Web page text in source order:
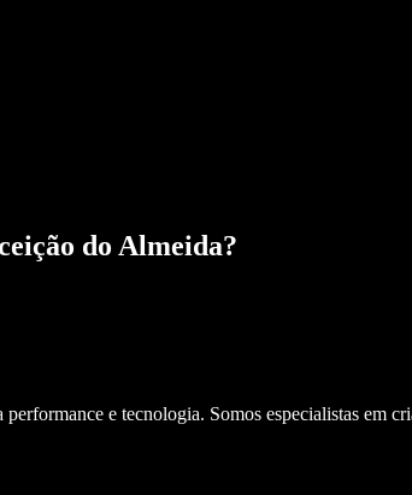
do Almeida?
e tecnologia. Somos especialistas em